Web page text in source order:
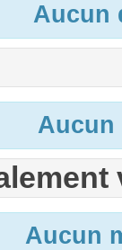
Aucun
Aucun
Aucun